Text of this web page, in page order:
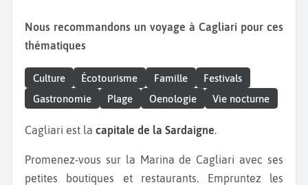
Nous recommandons un voyage à Cagliari pour ces
thématiques
Culture Écotourisme Famille
Festivals
Gastronomie
Plage Oenologie Vie nocturne
Cagliari est la capitale de la Sardaigne.
Promenez-vous sur la Marina de Cagliari avec ses
petites boutiques et restaurants. Empruntez les